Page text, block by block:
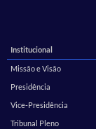
Institucional
Missão e Visão
Presidência
Vice-Presidência
Tribunal Pleno